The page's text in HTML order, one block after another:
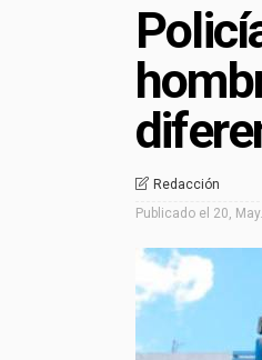
Redacción
Publicado el 20,